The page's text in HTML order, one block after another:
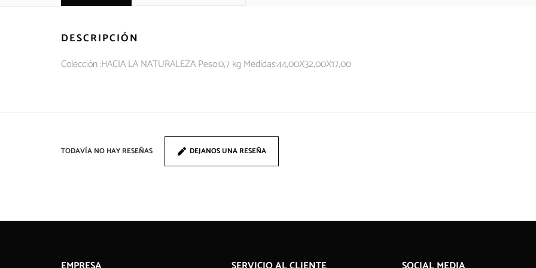
DESCRIPCIÓN
Colección :HACIA LA NATURALEZA Peso:0,7 kg Medidas:44,00X32,00X17,00
TODAVÍA NO HAY RESEÑAS DEJANOS UNA RESEÑA